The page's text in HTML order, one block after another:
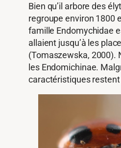
Bien qu’il arbore des
regroupe environ 1800
famille Endomychidae
allaient jusqu’à les
(Tomaszewska, 2000).
les Endomichinae.
caractéristiques